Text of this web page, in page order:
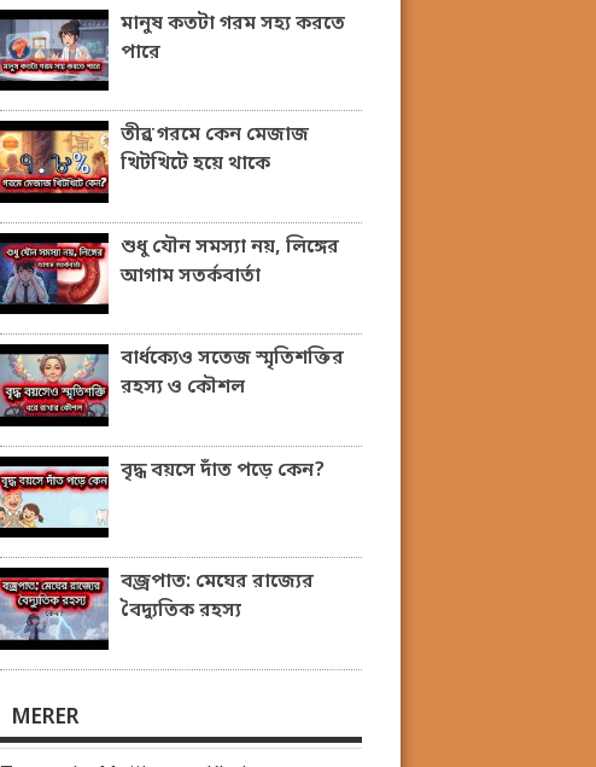
মানুষ কতটা গরম সহ্য করতে
পারে
তীব্র গরমে কেন মেজাজ
খিটখিটে হয়ে থাকে
শুধু যৌন সমস্যা নয়, লিঙ্গের
আগাম সতর্কবার্তা
বার্ধক্যেও সতেজ স্মৃতিশক্তির
রহস্য ও কৌশল
বৃদ্ধ বয়সে দাঁত পড়ে কেন?
বজ্রপাত: মেঘের রাজ্যের
বৈদ্যুতিক রহস্য
MERER